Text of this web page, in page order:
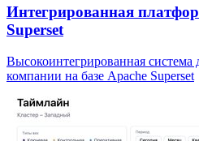
Интегрированная
Superset
Высокоинтегрированная
компании на базе Apache Superset